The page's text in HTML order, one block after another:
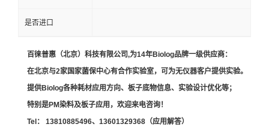
是否进口
百徕普惠（北京）科技有限公司,为14年Biolog品牌一级供应商：
在北京与2家国家菌保中心有合作实验室，可为无仪器客户提供实验。
提供Biolog各种耗材应用方向、板子底物信息、实验设计优化等；
特别是PM染料及板子应用，欢迎来电咨询！
Tel：
13810885496、 13601329368 （应用解答）